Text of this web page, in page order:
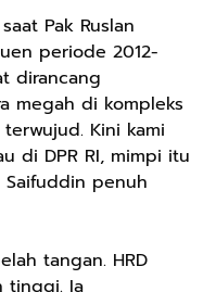
Pak Ruslan
periode 2012-
dirancang
megah di kompleks
Kini kami
di DPR RI, mimpi itu
Saifuddin penuh
tangan. HRD
tinggi. Ia